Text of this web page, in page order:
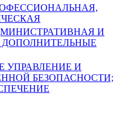
И
УПРАВЛЕНИЕ И
БЕЗОПАСНОСТИ;